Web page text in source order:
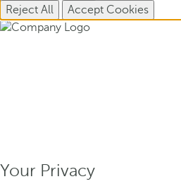
Reject All
Accept Cookies
Your Privacy